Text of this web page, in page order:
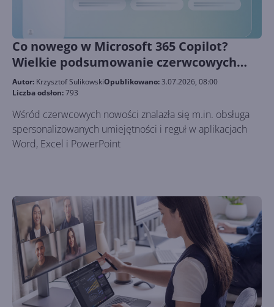
Co nowego w Microsoft 365 Copilot?
Wielkie podsumowanie czerwcowych
zmian
Autor: Krzysztof SulikowskiOpublikowano:3.07.2026, 08:00
Liczba odsłon:793
Wśród czerwcowych nowości znalazła się m.in. obsługa
spersonalizowanych umiejętności i reguł w aplikacjach
Word, Excel i PowerPoint